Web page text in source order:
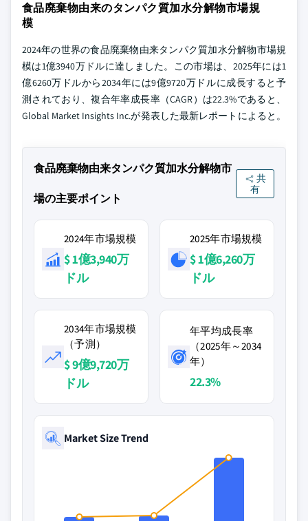
食品廃棄物由来のタンパク質加水分解物市場規
模
2024年の世界の食品廃棄物由来タンパク質加水分解物市場規
模は1億3940万ドルに達しました。この市場は、2025年には1
億6260万ドルから2034年には9億9720万ドルに成長すると予
測されており、複合年率成長率（CAGR）は22.3%であると、
Global Market Insights Inc.が発表した最新レポートによると。
食品廃棄物由来タンパク質加水分解物市
場の主要ポイント
共
有
2024年市場規模
$ 1億3,940万
ドル
2025年市場規模
$ 1億6,260万
ドル
2034年市場規模
（予測）
$ 9億9,720万
ドル
年平均成長率
（2025年～2034
年）
22.3%
Market Size Trend